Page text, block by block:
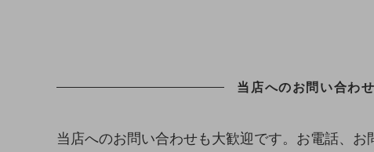
当店へのお問い合わ
当店へのお問い合わせも大歓迎です。お電話、